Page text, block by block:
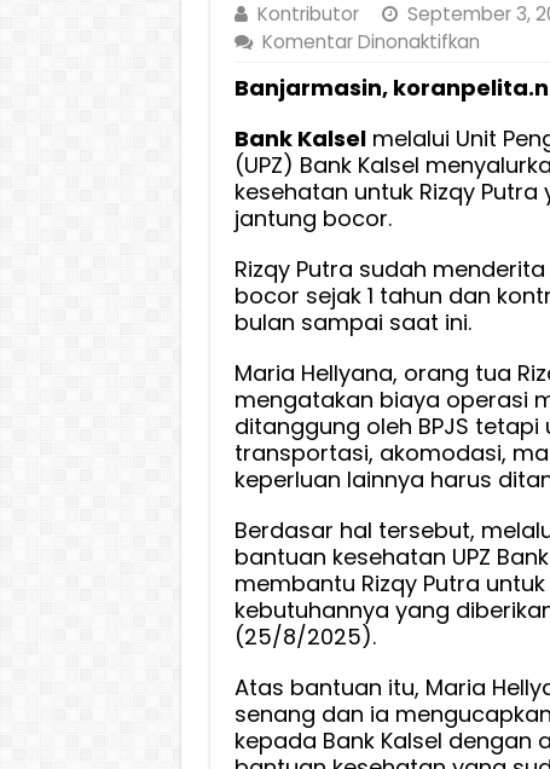
Kontributor September 3,
Komentar Dinonaktifkanpada
Kurang
Rizqy
Putra
Dapat
Biaya
Bocor
di
RS
Jakarta
Banjarmasin,
Bank Kalselmelalui Unit
(UPZ) Bank Kalsel
kesehatan untuk Rizqy
jantung bocor.
Rizqy Putra sudah
bocor sejak 1 tahun dan
bulan sampai saat ini.
Maria Hellyana, orang tua
mengatakan biaya operasi
ditanggung oleh BPJS tetapi
transportasi, akomodasi,
keperluan lainnya harus
Berdasar hal tersebut,
bantuan kesehatan UPZ
membantu Rizqy Putra
kebutuhannya yang
(25/8/2025).
Atas bantuan itu, Maria
senang dan ia
kepada Bank Kalsel dengan